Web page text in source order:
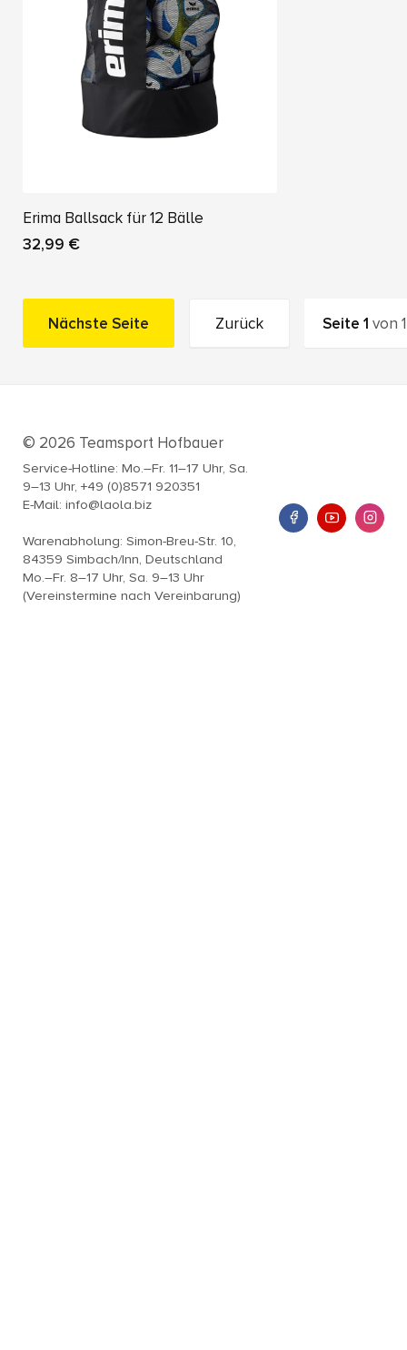
Erima Ballsack für 12 Bälle
32,99 €
Nächste Seite Zurück Seite1 von1
© 2026 Teamsport Hofbauer
Service-Hotline: Mo.–Fr. 11–17 Uhr, Sa.
9–13 Uhr, +49 (0)8571 920351
E-Mail: info@laola.biz
Warenabholung: Simon-Breu-Str. 10,
84359 Simbach/Inn, Deutschland
Mo.–Fr. 8–17 Uhr, Sa. 9–13 Uhr
(Vereinstermine nach Vereinbarung)